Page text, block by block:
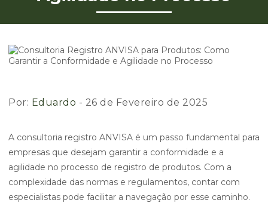
Por: Eduardo - 26 de Fevereiro de 2025
A consultoria registro ANVISA é um passo fundamental para
empresas que desejam garantir a conformidade e a
agilidade no processo de registro de produtos. Com a
complexidade das normas e regulamentos, contar com
especialistas pode facilitar a navegação por esse caminho.